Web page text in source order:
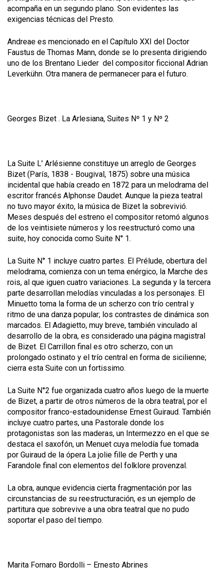
acompaña en un segundo plano. Son evidentes las
exigencias técnicas del Presto.
Andreae es mencionado en el Capítulo XXI del Doctor
Faustus de Thomas Mann, donde se lo presenta dirigiendo
uno de los Brentano Lieder del compositor ficcional Adrian
Leverkühn. Otra manera de permanecer para el futuro.
Georges Bizet . La Arlesiana, Suites Nº 1 y Nº 2
La Suite L' Arlésienne constituye un arreglo de Georges
Bizet (París, 1838 - Bougival, 1875) sobre una música
incidental que había creado en 1872 para un melodrama del
escritor francés Alphonse Daudet. Aunque la pieza teatral
no tuvo mayor éxito, la música de Bizet la sobrevivió.
Meses después del estreno el compositor retomó algunos
de los veintisiete números y los reestructuró como una
suite, hoy conocida como Suite N° 1.
La Suite N° 1 incluye cuatro partes. El Prélude, obertura del
melodrama, comienza con un tema enérgico, la Marche des
rois, al que iguen cuatro variaciones. La segunda y la tercera
parte desarrollan melodías vinculadas a los personajes. El
Minuetto toma la forma de un scherzo con trío central y
ritmo de una danza popular; los contrastes de dinámica son
marcados. El Adagietto, muy breve, también vinculado al
desarrollo de la obra, es considerado una página magistral
de Bizet. El Carrillon final es otro scherzo, con un
prolongado ostinato y el trío central en forma de sicilienne;
cierra esta Suite con un fortissimo.
La Suite N°2 fue organizada cuatro años luego de la muerte
de Bizet, a partir de otros números de la obra teatral, por el
compositor franco-estadounidense Ernest Guiraud. También
incluye cuatro partes, una Pastorale donde los
protagonistas son las maderas, un Intermezzo en el que se
destaca el saxofón, un Menuet cuya melodía fue tomada
por Guiraud de la ópera La jolie fille de Perth y una
Farandole final con elementos del folklore provenzal.
La obra, aunque evidencia cierta fragmentación por las
circunstancias de su reestructuración, es un ejemplo de
partitura que sobrevive a una obra teatral que no pudo
soportar el paso del tiempo.
Marita Fornaro Bordolli – Ernesto Abrines